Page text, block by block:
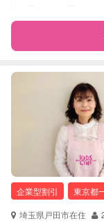
病児対応
障がい児対応
定期予約
お子様の撮影
（定期特典）
特徴 料金
サポートの特徴
企業型割引 東京都
埼玉県戸田市在住